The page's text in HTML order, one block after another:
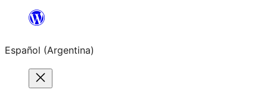
Saltar
contenido
Español (Argentina)